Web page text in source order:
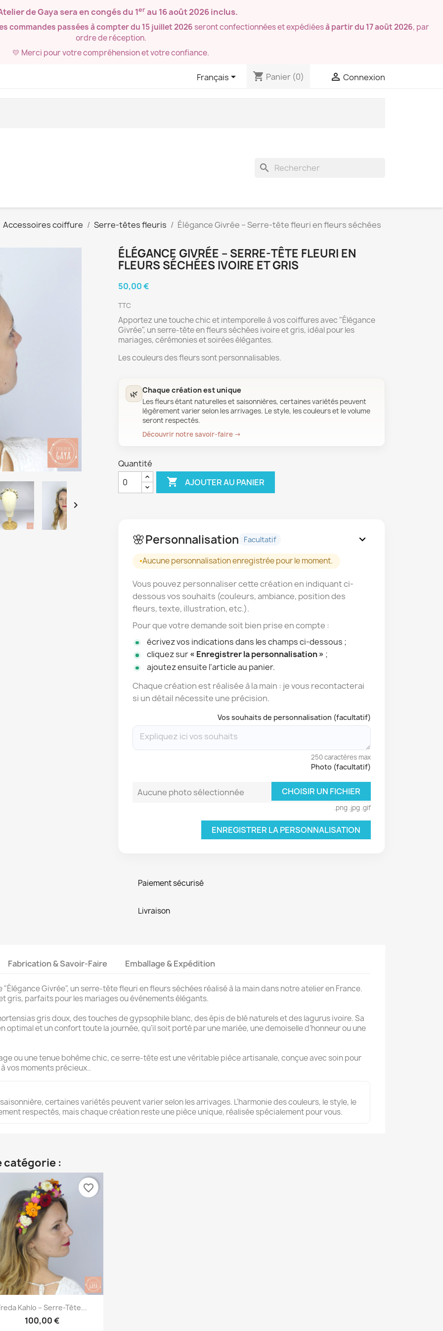
de Gaya sera en congés du 1erau 16 août 2026inclus.
commandes passées à compter du 15 juillet 2026seront confectionnées et expédiéesà partir du 17 août 2026, par
ordre de réception.
💛 Merci pour votre compréhension et votre confiance.
Français shopping_cart Panier (0)  Connexion
search
Accessoires coiffure Serre-têtes fleuris Élégance Givrée – Serre-tête fleuri en fleurs séchées

ÉLÉGANCE GIVRÉE – SERRE-TÊTE FLEURI EN
FLEURS SÉCHÉES IVOIRE ET GRIS
50,00 €
TTC
Apportez une touche chic et intemporelle à vos coiffures avec "Élégance
Givrée", un serre-tête en fleurs séchées ivoire et gris, idéal pour les
mariages, cérémonies et soirées élégantes.
Les couleurs des fleurs sont personnalisables.
🌿 Chaque création est unique
Les fleurs étant naturelles et saisonnières, certaines variétés peuvent
légèrement varier selon les arrivages. Le style, les couleurs et le volume
seront respectés.
Découvrir notre savoir-faire →
Quantité
 AJOUTER AU PANIER
🌸Personnalisation Facultatif expand_more
Aucune personnalisation enregistrée pour le moment.
Vous pouvez personnaliser cette création en indiquant ci-
dessous vos souhaits (couleurs, ambiance, position des
fleurs, texte, illustration, etc.).
Pour que votre demande soit bien prise en compte :
écrivez vos indications dans les champs ci-dessous ;
cliquez sur« Enregistrer la personnalisation » ;
ajoutez ensuite l’article au panier.
Chaque création est réalisée à la main : je vous recontacterai
si un détail nécessite une précision.
Vos souhaits de personnalisation (facultatif)
250 caractères max
Photo (facultatif)
Aucune photo sélectionnée CHOISIR UN FICHIER
.png .jpg .gif
ENREGISTRER LA PERSONNALISATION
Paiement sécurisé
Livraison
Fabrication & Savoir-Faire Emballage & Expédition
Givrée", un serre-tête fleuri en fleurs séchées réalisé à la main dans notre atelier en France.
gris, parfaits pour les mariages ou événements élégants.
gris doux, des touches de gypsophile blanc, des épis de blé naturels et des lagurus ivoire. Sa
et un confort toute la journée, qu’il soit porté par une mariée, une demoiselle d’honneur ou une
ou une tenue bohème chic, ce serre-tête est une véritable pièce artisanale, conçue avec soin pour
vos moments précieux..
certaines variétés peuvent varier selon les arrivages. L’harmonie des couleurs, le style, le
respectés, mais chaque création reste une pièce unique, réalisée spécialement pour vous.
catégorie :
Aperçu rapide
Kahlo – Serre-Tête...
100,00 €
favorite_border